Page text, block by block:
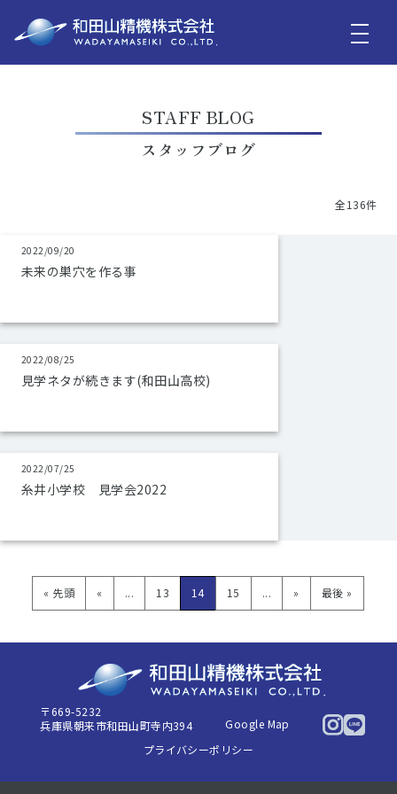
STAFF BLOG
スタッフブログ
全136件
2022/09/20
未来の巣穴を作る事
2022/08/25
見学ネタが続きます(和田山高校)
2022/07/25
糸井小学校 見学会2022
« 先頭 « ... 13 14 15 ... » 最後 »
〒669-5232
兵庫県朝来市和田山町寺内394
Google Map
プライバシーポリシー